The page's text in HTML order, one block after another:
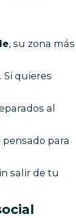
, su zona más
Si quieres
al
para
salir de tu